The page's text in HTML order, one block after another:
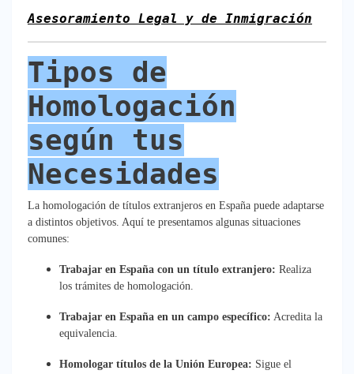
Asesoramiento Legal y de Inmigración
Tipos de
Homologación
según tus
Necesidades
La homologación de títulos extranjeros en España puede adaptarse
a distintos objetivos. Aquí te presentamos algunas situaciones
comunes:
Trabajar en España con un título extranjero: Realiza
los trámites de homologación.
Trabajar en España en un campo específico: Acredita la
equivalencia.
Homologar títulos de la Unión Europea: Sigue el